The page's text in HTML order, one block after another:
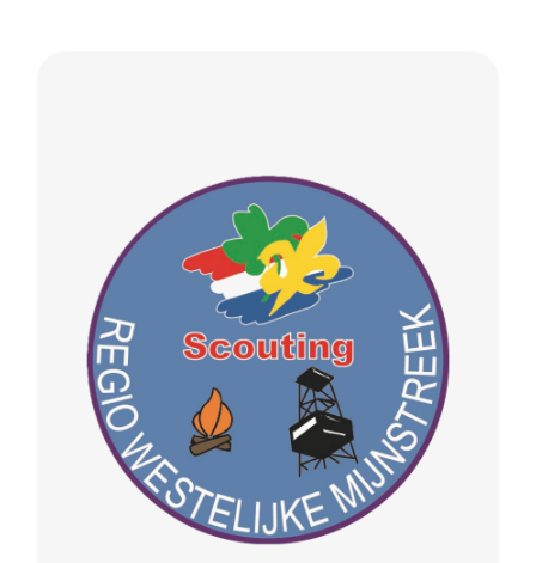
REGIO WESTELIJKE MIJNSTREEK
Pien Wishaupt –
onbezoldigd